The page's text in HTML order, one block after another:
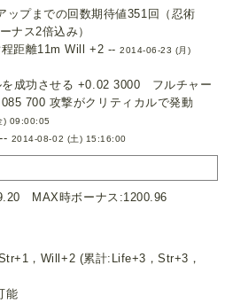
ップまでの回数期待値351回（忍術
ス2倍込み）
距離11m Will +2 --2014-06-23 (月)
を成功させる +0.02 3000 フルチャー
700 攻撃がクリティカルで発動
) 09:00:05
2014-08-02 (土) 15:16:00
MAX時ボーナス:1200.96
，Will+2 (累計:Life+3，Str+3，
能